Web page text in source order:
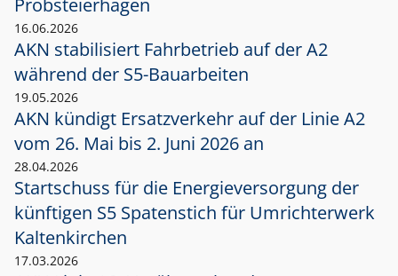
Probsteierhagen
16.06.2026
AKN stabilisiert Fahrbetrieb auf der A2
während der S5-Bauarbeiten
19.05.2026
AKN kündigt Ersatzverkehr auf der Linie A2
vom 26. Mai bis 2. Juni 2026 an
28.04.2026
Startschuss für die Energieversorgung der
künftigen S5 Spatenstich für Umrichterwerk
Kaltenkirchen
17.03.2026